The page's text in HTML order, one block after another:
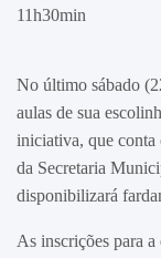
11h30min
No último sábado
aulas de sua
iniciativa, que conta
da Secretaria
disponibilizará
As inscrições para a